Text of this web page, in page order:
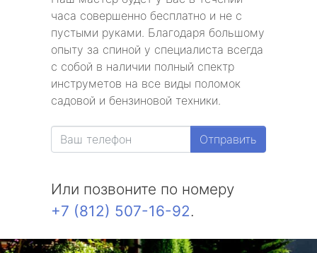
часа совершенно бесплатно и не с
пустыми руками. Благодаря большому
опыту за спиной у специалиста всегда
с собой в наличии полный спектр
инструметов на все виды поломок
садовой и бензиновой техники.
Отправить
Или позвоните по номеру
+7 (812) 507-16-92.